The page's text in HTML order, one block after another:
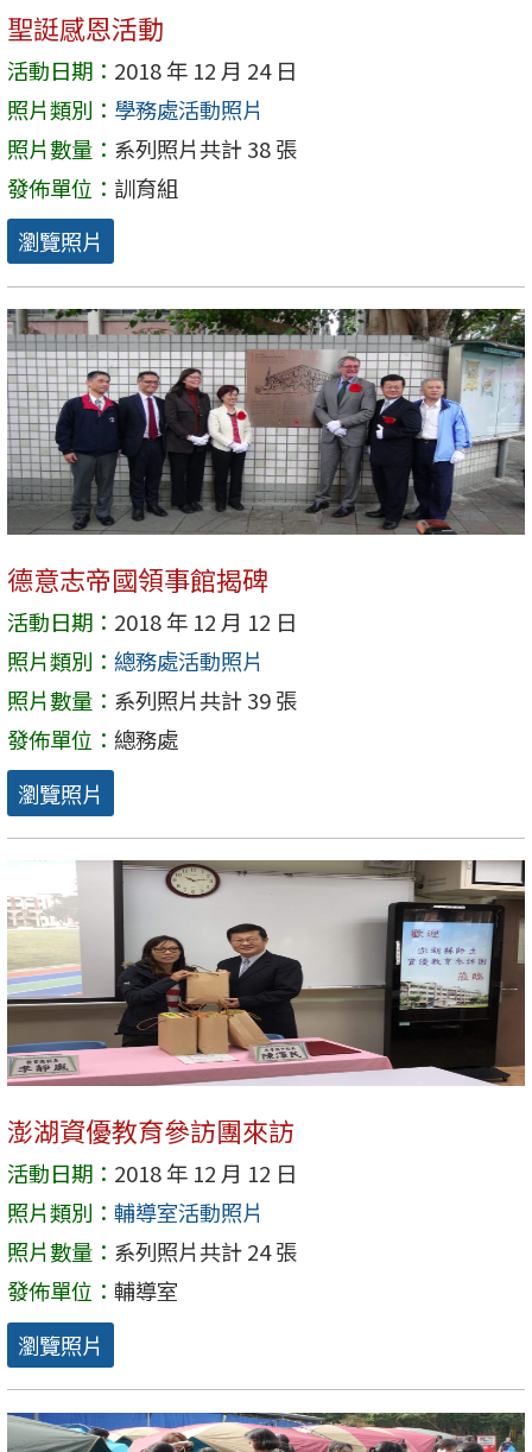
聖誔感恩活動
活動日期： 2018 年 12 月 24 日
照片類別： 學務處活動照片
照片數量： 系列照片共計 38 張
發佈單位： 訓育組
瀏覽照片
德意志帝國領事館揭碑
活動日期： 2018 年 12 月 12 日
照片類別： 總務處活動照片
照片數量： 系列照片共計 39 張
發佈單位： 總務處
瀏覽照片
澎湖資優教育參訪團來訪
活動日期： 2018 年 12 月 12 日
照片類別： 輔導室活動照片
照片數量： 系列照片共計 24 張
發佈單位： 輔導室
瀏覽照片